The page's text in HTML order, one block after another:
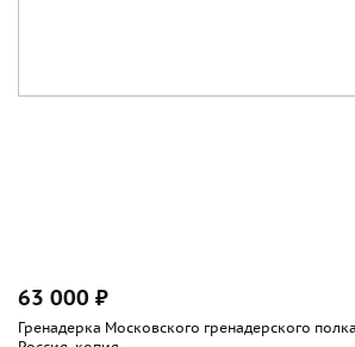
63 000 ₽
Гренадерка Московского гренадерского